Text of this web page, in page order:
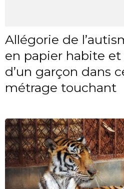
Allégorie de
en papier habite et
d’un garçon dans
métrage touchant